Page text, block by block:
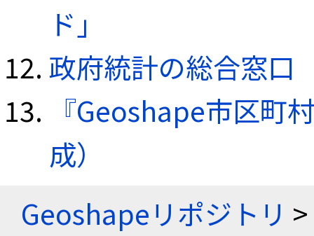
ド」
政府統計の総合窓口
『Geoshape市区町
成）
Geoshapeリポジトリ >